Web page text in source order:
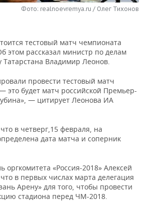
Фото: realnoevremya.ru / Олег Тихонов
тестовый матч чемпионата
этом рассказал министр по делам
Татарстана Владимир Леонов.
провести тестовый матч
это будет матч российской Премьер-
— цитирует Леонова ИА
в четверг,15 февраля, на
дата матча и соперник
оргкомитета «Россия-2018» Алексей
в первых числах марта делегация
Арену» для того, чтобы провести
стадиона перед ЧМ-2018.